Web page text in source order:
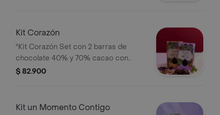
Kit Corazón
"Kit Corazón Set con 2 barras de
chocolate 40% y 70% cacao con
frutas, café y especias. Sabores
$ 82.900
Kit un Momento Contigo